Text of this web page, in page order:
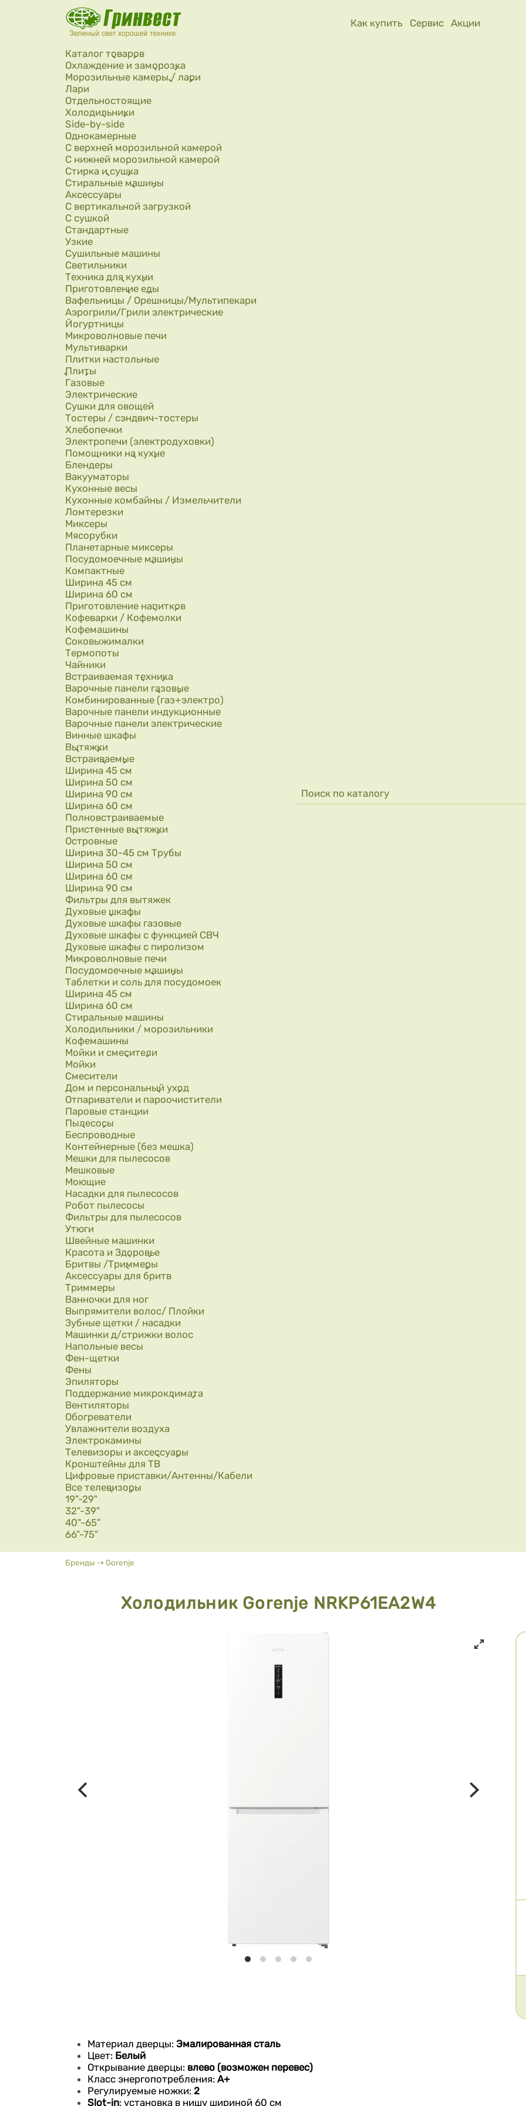
Перейти к основному содержанию
Как купить
Сервис Акции
Каталог товаров
Охлаждение и заморозка
Морозильные камеры / лари
Лари
Отдельностоящие
Холодильники
Side-by-side
Однокамерные
С верхней морозильной камерой
С нижней морозильной камерой
Стирка и сушка
Стиральные машины
Аксессуары
С вертикальной загрузкой
С сушкой
Стандартные
Узкие
Сушильные машины
Светильники
Техника для кухни
Приготовление еды
Вафельницы / Орешницы/Мультипекари
Аэрогрили/Грили электрические
Йогуртницы
Микроволновые печи
Мультиварки
Плитки настольные
Плиты
Газовые
Электрические
Сушки для овощей
Тостеры / сэндвич-тостеры
Хлебопечки
Электропечи (электродуховки)
Помощники на кухне
Блендеры
Вакууматоры
Кухонные весы
Кухонные комбайны / Измельчители
Ломтерезки
Миксеры
Мясорубки
Планетарные миксеры
Посудомоечные машины
Компактные
Ширина 45 см
Ширина 60 см
Приготовление напитков
Кофеварки / Кофемолки
Кофемашины
Соковыжималки
Термопоты
Чайники
Встраиваемая техника
Варочные панели газовые
Комбинированные (газ+электро)
Варочные панели индукционные
Варочные панели электрические
Винные шкафы
Вытяжки
Встраиваемые
Ширина 45 см
Ширина 50 см
Ширина 90 см
Ширина 60 см
Полновстраиваемые
Пристенные вытяжки
Островные
Ширина 30-45 см Трубы
Ширина 50 см
Ширина 60 см
Ширина 90 см
Фильтры для вытяжек
Духовые шкафы
Духовые шкафы газовые
Духовые шкафы с функцией СВЧ
Духовые шкафы с пиролизом
Микроволновые печи
Посудомоечные машины
Таблетки и соль для посудомоек
Ширина 45 см
Ширина 60 см
Стиральные машины
Холодильники / морозильники
Кофемашины
Мойки и смесители
Мойки
Смесители
Дом и персональный уход
Отпариватели и пароочистители
Паровые станции
Пылесосы
Беспроводные
Контейнерные (без мешка)
Мешки для пылесосов
Мешковые
Моющие
Насадки для пылесосов
Робот пылесосы
Фильтры для пылесосов
Утюги
Швейные машинки
Красота и Здоровье
Бритвы /Триммеры
Аксессуары для бритв
Триммеры
Ванночки для ног
Выпрямители волос/ Плойки
Зубные щетки / насадки
Машинки д/стрижки волос
Напольные весы
Фен-щетки
Фены
Эпиляторы
Поддержание микроклимата
Вентиляторы
Обогреватели
Увлажнители воздуха
Электрокамины
Телевизоры и аксессуары
Кронштейны для ТВ
Цифровые приставки/Антенны/Кабели
Все телевизоры
19"-29"
32"-39"
40"-65"
66"-75"
Форма поиска
Поиск
Вы здесь
Бренды ⇢ Gorenje
Холодильник Gorenje NRKP61EA2W4
Материал дверцы: Эмалированная сталь
Цвет: Белый
Открывание дверцы: влево (возможен перевес)
Класс энергопотребления:A+
Регулируемые ножки:2
Slot-in: установка в нишу шириной 60 см